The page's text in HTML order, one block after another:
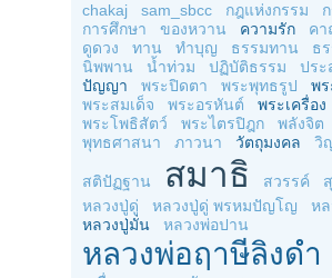
chakaj sam_sbcc กฎแห่งกรรม
การศึกษา
ของหวาน ความรัก คา
ดูดวง
ทาน ทำบุญ ธรรมทาน ธ
นิพพาน
น้ำท่วม ปฏิบัติธรรม
ปร
ปัญญา
พระปิดตา พระพุทธรูป
พร
พระสมเด็จ
พระอรหันต์
พระเครื่อง
พระโพธิสัตว์
พระไตรปิฎก พลังจิต
พุทธศาสนา
ภาวนา วัตถุมงคล วิ
สติปัฏฐาน สมาธิ สวรรค์
หลวงปู่ดู่
หลวงปู่ดู่ พรหมปัญโญ
ห
หลวงปู่มั่น
หลวงพ่อปาน
หลวงพ่อฤาษีลิงดำ